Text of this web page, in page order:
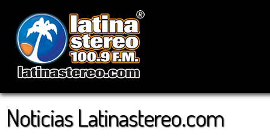
Noticias Latinastereo.com